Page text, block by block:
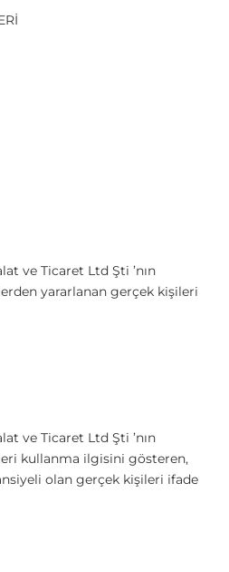
ve Ticaret Ltd Şti ’nın
yararlanan gerçek kişileri
ve Ticaret Ltd Şti ’nın
kullanma ilgisini gösteren,
olan gerçek kişileri ifade